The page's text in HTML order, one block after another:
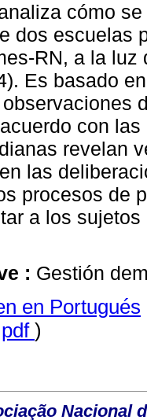
cómo
dos escuelas
RN, a la
Es basado
con
revelan
las
procesos de
a los
: Gestión
en Portugués
pdf )
Nacional